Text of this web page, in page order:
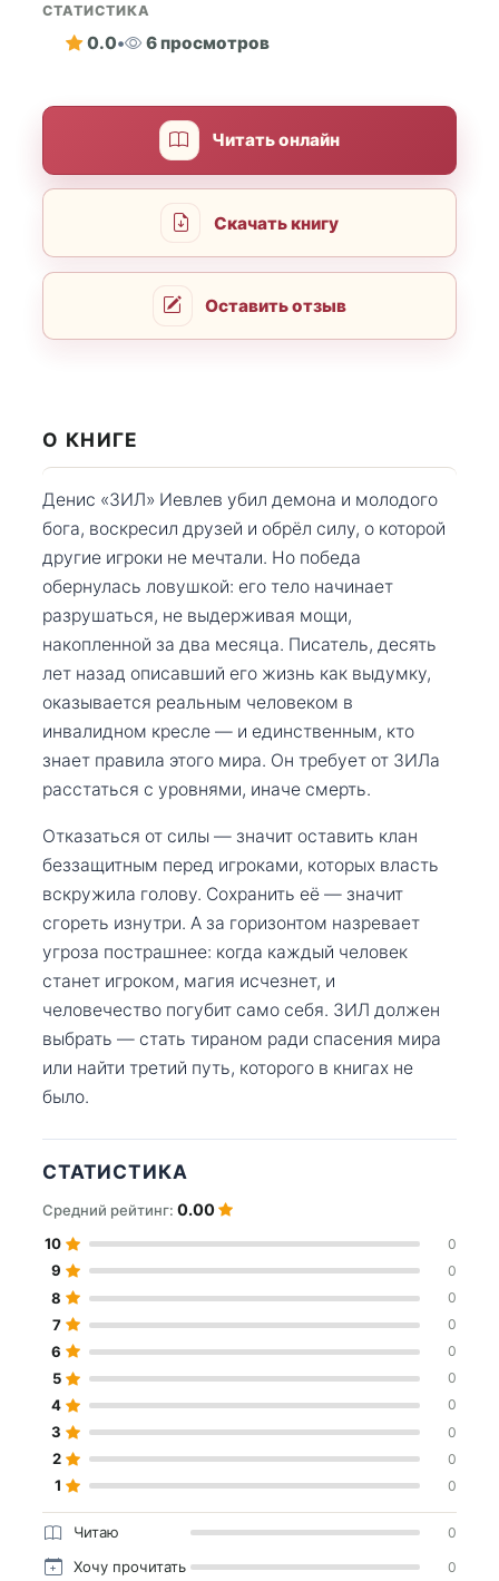
СТАТИСТИКА
0.0• 6 просмотров
Читать онлайн
Скачать книгу
Оставить отзыв
О КНИГЕ
Денис «ЗИЛ» Иевлев убил демона и молодого
бога, воскресил друзей и обрёл силу, о которой
другие игроки не мечтали. Но победа
обернулась ловушкой: его тело начинает
разрушаться, не выдерживая мощи,
накопленной за два месяца. Писатель, десять
лет назад описавший его жизнь как выдумку,
оказывается реальным человеком в
инвалидном кресле — и единственным, кто
знает правила этого мира. Он требует от ЗИЛа
расстаться с уровнями, иначе смерть.
Отказаться от силы — значит оставить клан
беззащитным перед игроками, которых власть
вскружила голову. Сохранить её — значит
сгореть изнутри. А за горизонтом назревает
угроза пострашнее: когда каждый человек
станет игроком, магия исчезнет, и
человечество погубит само себя. ЗИЛ должен
выбрать — стать тираном ради спасения мира
или найти третий путь, которого в книгах не
было.
СТАТИСТИКА
Средний рейтинг: 0.00
10 0
9 0
8 0
7 0
6 0
5 0
4 0
3 0
2 0
1 0
Читаю 0
Хочу прочитать 0